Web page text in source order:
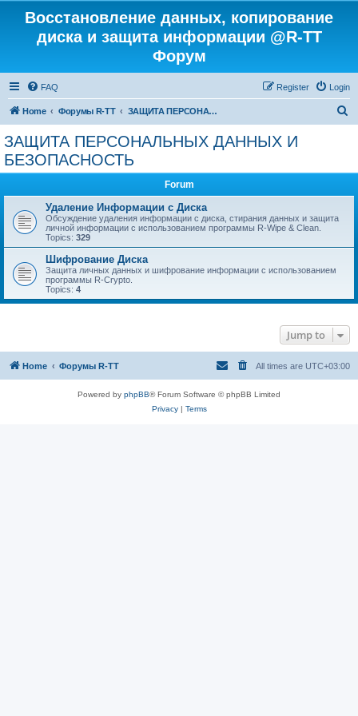
Восстановление данных, копирование
диска и защита информации @R-TT
Форум
FAQ Login
Register
Home Форумы R-TT ЗАЩИТА ПЕРСОНАЛЬНЫХ ДАННЫХ И БЕЗОПАСНОСТЬ
ЗАЩИТА ПЕРСОНАЛЬНЫХ ДАННЫХ И
БЕЗОПАСНОСТЬ
Forum
Удаление Информации с Диска
Обсуждение удаления информации с диска, стирания данных и защита
личной информации с использованием программы R-Wipe & Clean.
Topics: 329
Шифрование Диска
Защита личных данных и шифрование информации с использованием
программы R-Crypto.
Topics: 4
Jump to
Home Форумы R-TT All times are UTC+03:00
Powered by phpBB® Forum Software © phpBB Limited
Privacy| Terms